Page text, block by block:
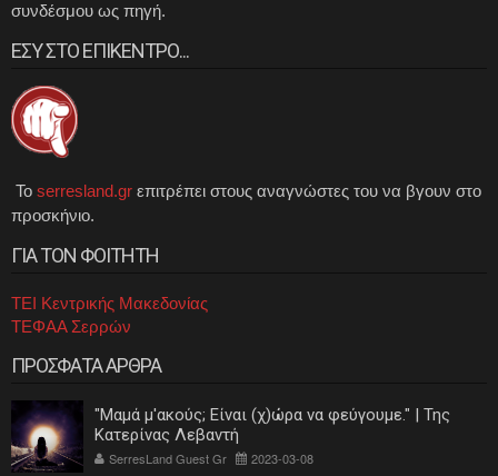
συνδέσμου ως πηγή.
ΕΣΥ ΣΤΟ ΕΠΙΚΕΝΤΡΟ...
Το serresland.gr επιτρέπει στους αναγνώστες του να βγουν στο
προσκήνιο.
ΓΙΑ ΤΟΝ ΦΟΙΤΗΤΗ
ΤΕΙ Κεντρικής Μακεδονίας
ΤΕΦΑΑ Σερρών
ΠΡΟΣΦΑΤΑ ΑΡΘΡΑ
"Μαμά μ'ακούς; Είναι (χ)ώρα να φεύγουμε." | Της
Κατερίνας Λεβαντή
SerresLand Guest Gr 2023-03-08